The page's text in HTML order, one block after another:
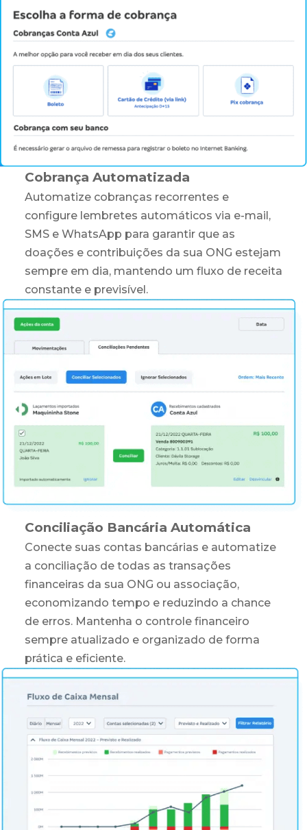
Cobrança Automatizada
Automatize cobranças recorrentes e
configure lembretes automáticos via e-mail,
SMS e WhatsApp para garantir que as
doações e contribuições da sua ONG estejam
sempre em dia, mantendo um fluxo de receita
constante e previsível.
Conciliação Bancária Automática
Conecte suas contas bancárias e automatize
a conciliação de todas as transações
financeiras da sua ONG ou associação,
economizando tempo e reduzindo a chance
de erros. Mantenha o controle financeiro
sempre atualizado e organizado de forma
prática e eficiente.